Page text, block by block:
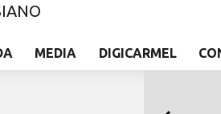
MEDIA DIGICARMEL